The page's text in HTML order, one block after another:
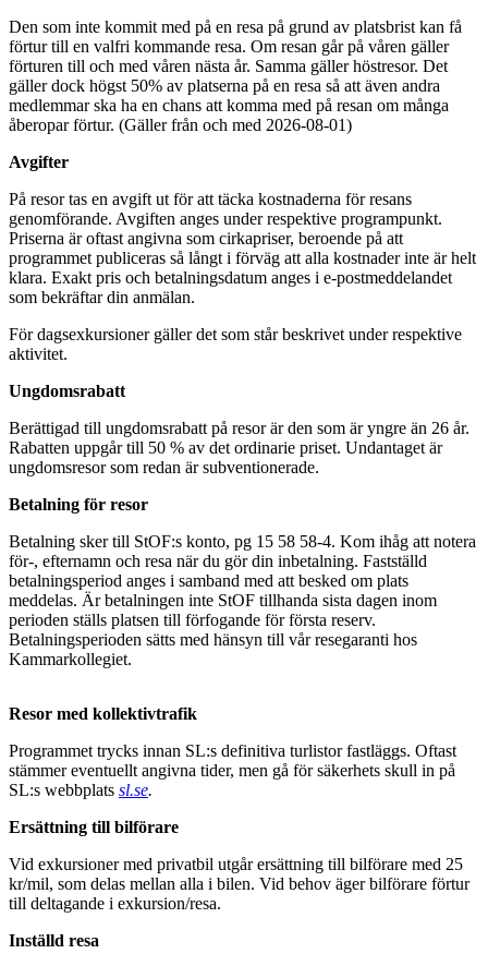
Den som inte kommit med på en resa på grund av platsbrist kan få
förtur till en valfri kommande resa. Om resan går på våren gäller
förturen till och med våren nästa år. Samma gäller höstresor. Det
gäller dock högst 50% av platserna på en resa så att även andra
medlemmar ska ha en chans att komma med på resan om många
åberopar förtur. (Gäller från och med 2026-08-01)
Avgifter
På resor tas en avgift ut för att täcka kostnaderna för resans
genomförande. Avgiften anges under respektive programpunkt.
Priserna är oftast angivna som cirkapriser, beroende på att
programmet publiceras så långt i förväg att alla kostnader inte är helt
klara. Exakt pris och betalningsdatum anges i e-postmeddelandet
som bekräftar din anmälan.
För dagsexkursioner gäller det som står beskrivet under respektive
aktivitet.
Ungdomsrabatt
Berättigad till ungdomsrabatt på resor är den som är yngre än 26 år.
Rabatten uppgår till 50 % av det ordinarie priset. Undantaget är
ungdomsresor som redan är subventionerade.
Betalning för resor
Betalning sker till StOF:s konto, pg 15 58 58-4. Kom ihåg att notera
för-, efternamn och resa när du gör din inbetalning. Fastställd
betalningsperiod anges i samband med att besked om plats
meddelas. Är betalningen inte StOF tillhanda sista dagen inom
perioden ställs platsen till förfogande för första reserv.
Betalningsperioden sätts med hänsyn till vår resegaranti hos
Kammarkollegiet.
Resor med kollektivtrafik
Programmet trycks innan SL:s definitiva turlistor fastläggs. Oftast
stämmer eventuellt angivna tider, men gå för säkerhets skull in på
SL:s webbplats sl.se.
Ersättning till bilförare
Vid exkursioner med privatbil utgår ersättning till bilförare med 25
kr/mil, som delas mellan alla i bilen. Vid behov äger bilförare förtur
till deltagande i exkursion/resa.
Inställd resa